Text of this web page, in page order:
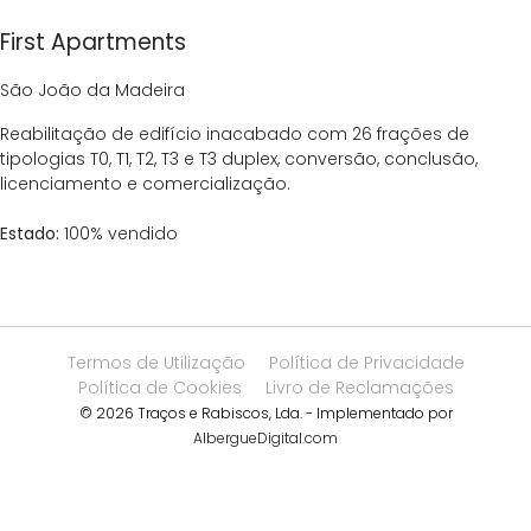
First Apartments
São João da Madeira
Reabilitação de edifício inacabado com 26 frações de
tipologias T0, T1, T2, T3 e T3 duplex, conversão, conclusão,
licenciamento e comercialização.
Estado: 100% vendido
Termos de Utilização
Política de Privacidade
Política de Cookies
Livro de Reclamações
© 2026 Traços e Rabiscos, Lda. - Implementado por
AlbergueDigital.com